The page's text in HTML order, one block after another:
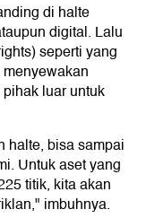
di halte
digital. Lalu
seperti yang
luar untuk
halte, bisa sampai
Untuk aset yang
titik, kita akan
imbuhnya.